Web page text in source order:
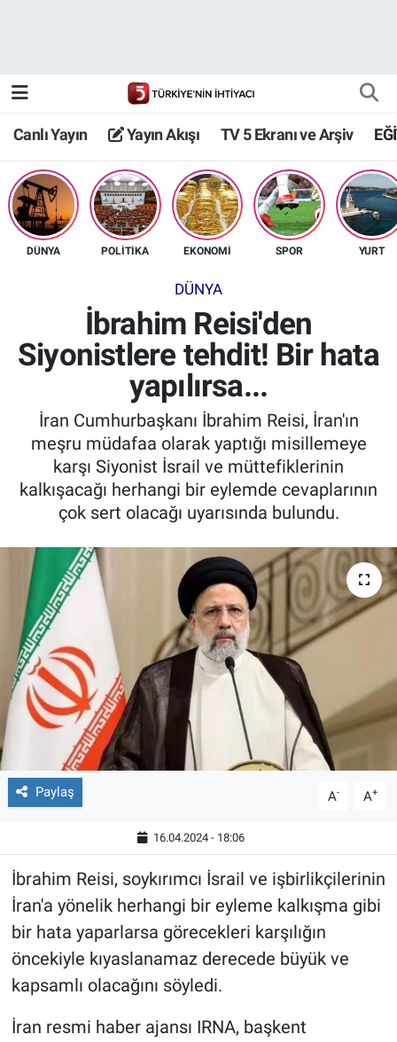
Canlı Yayın Yayın Akışı TV 5 Ekranı ve Arşiv
DÜNYA POLİTİKA EKONOMİ SPOR YURT
DÜNYA
İbrahim Reisi'den
Siyonistlere tehdit! Bir hata
yapılırsa...
İran Cumhurbaşkanı İbrahim Reisi, İran'ın
meşru müdafaa olarak yaptığı misillemeye
karşı Siyonist İsrail ve müttefiklerinin
kalkışacağı herhangi bir eylemde cevaplarının
çok sert olacağı uyarısında bulundu.
Paylaş A- A+
16.04.2024 - 18:06
İbrahim Reisi, soykırımcı İsrail ve işbirlikçilerinin
İran'a yönelik herhangi bir eyleme kalkışma gibi
bir hata yaparlarsa görecekleri karşılığın
öncekiyle kıyaslanamaz derecede büyük ve
kapsamlı olacağını söyledi.
İran resmi haber ajansı IRNA, başkent
TV 5 Ekranı ve Arşiv